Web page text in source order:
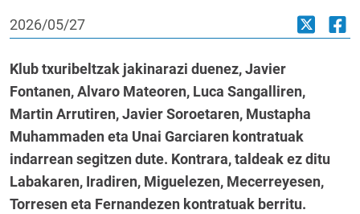
2026/05/27
Klub txuribeltzak jakinarazi duenez, Javier
Fontanen, Alvaro Mateoren, Luca Sangalliren,
Martin Arrutiren, Javier Soroetaren, Mustapha
Muhammaden eta Unai Garciaren kontratuak
indarrean segitzen dute. Kontrara, taldeak ez ditu
Labakaren, Iradiren, Miguelezen, Mecerreyesen,
Torresen eta Fernandezen kontratuak berritu.